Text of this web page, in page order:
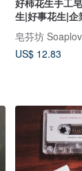
生|好事花生|企
US$ 12.83